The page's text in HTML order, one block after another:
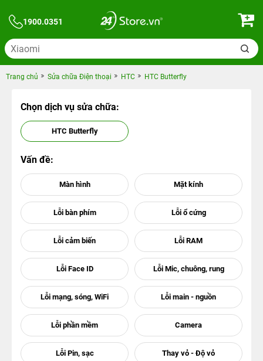
1900.0351
Trang chủ Sửa chữa Điện thoại HTC HTC Butterfly
Chọn dịch vụ sửa chữa:
HTC Butterfly
Vấn đề: